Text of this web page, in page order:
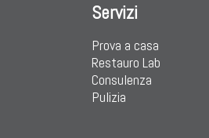
Servizi
Prova a casa
Restauro Lab
Consulenza
Pulizia